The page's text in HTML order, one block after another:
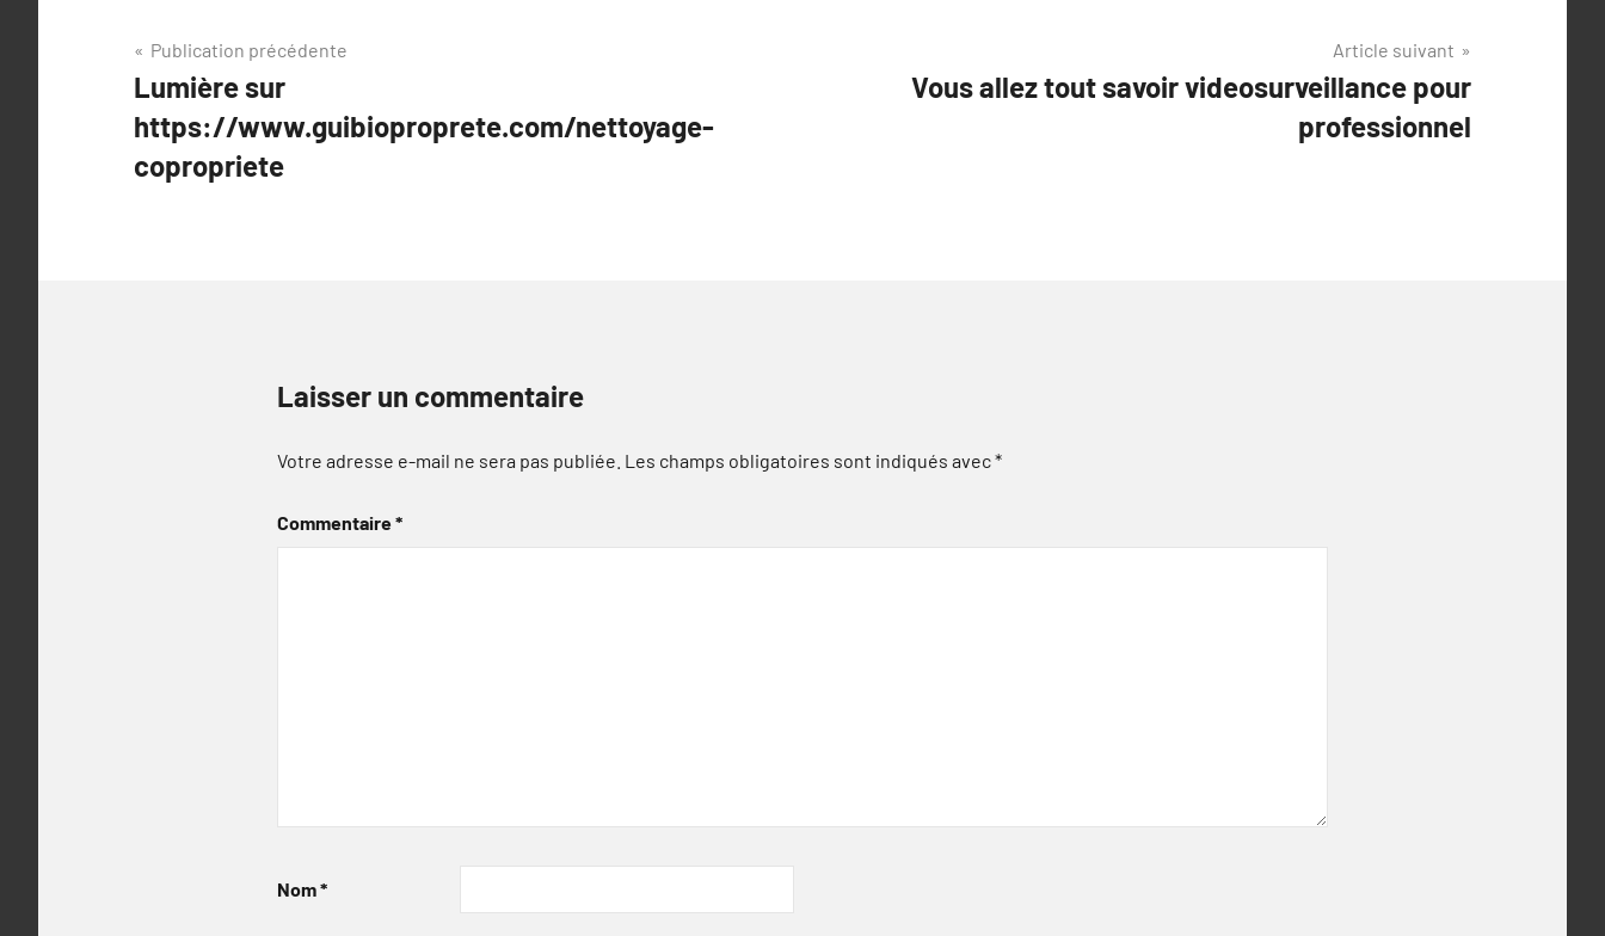
Navigation
de
l’article
Publication précédente
Lumière sur
https://www.guibioproprete.com/nettoyage-
copropriete
Article suivant
Vous allez tout savoir videosurveillance pour
professionnel
Laisser un commentaire
Votre adresse e-mail ne sera pas publiée. Les champs obligatoires sont indiqués avec*
Commentaire*
Nom*